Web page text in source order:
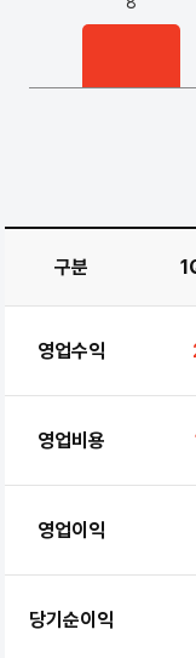
구분
영업수익
영업비용
영업이익
당기순이익